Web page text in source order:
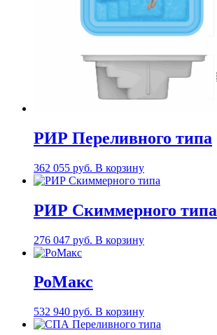
РИР Переливного типа
362 055 руб. В корзину
РИР Скиммерного типа
276 047 руб. В корзину
РоМакс
532 940 руб. В корзину